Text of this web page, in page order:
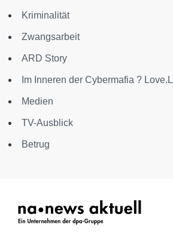
Kriminalität
Zwangsarbeit
ARD Story
Im Inneren der Cybermafia ?
Medien
TV-Ausblick
Betrug